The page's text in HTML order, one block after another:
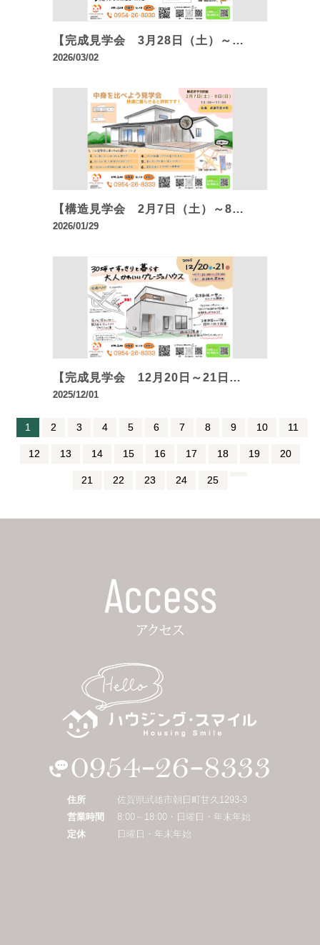
【完成見学会 3月28日（土）～…
2026/03/02
【構造見学会 2月7日（土）～8…
2026/01/29
【完成見学会 12月20日～21日…
2025/12/01
1 2 3 4 5 6 7 8 9 10 11
12 13 14 15 16 17 18 19 20
21 22 23 24 25
住所
佐賀県武雄市朝日町甘久1293-3
営業時間
8:00～18:00・日曜日・年末年始
定休
日曜日・年末年始